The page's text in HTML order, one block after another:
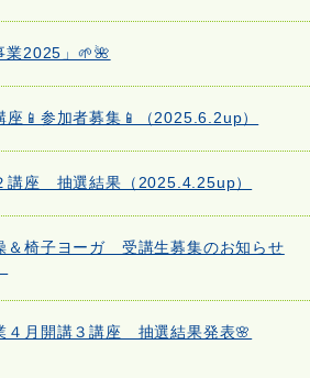
2025」🌱🌺
座📱参加者募集📱（2025.6.2up）
講座 抽選結果（2025.4.25up）
＆椅子ヨーガ 受講生募集のお知らせ
４月開講３講座 抽選結果発表🌸